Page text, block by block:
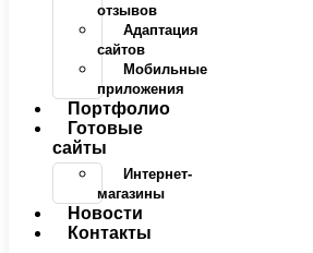
отзывов
Адаптация
сайтов
Мобильные
приложения
Портфолио
Готовые
сайты
Интернет-
магазины
Новости
Контакты